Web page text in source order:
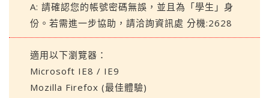
A: 請確認您的帳號密碼無誤，並且為「學生」身
份。若需進一步協助，請洽詢資訊處 分機:2628
適用以下瀏覽器：
Microsoft IE8 / IE9
Mozilla Firefox (最佳體驗)